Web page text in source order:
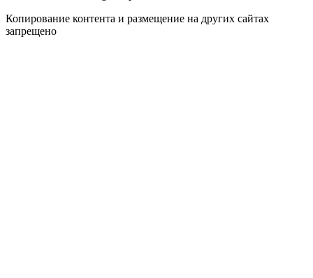
Копирование контента и размещение на других сайтах
запрещено